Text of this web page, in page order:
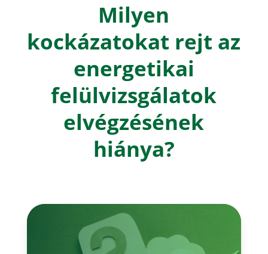
Milyen
kockázatokat rejt az
energetikai
felülvizsgálatok
elvégzésének
hiánya?